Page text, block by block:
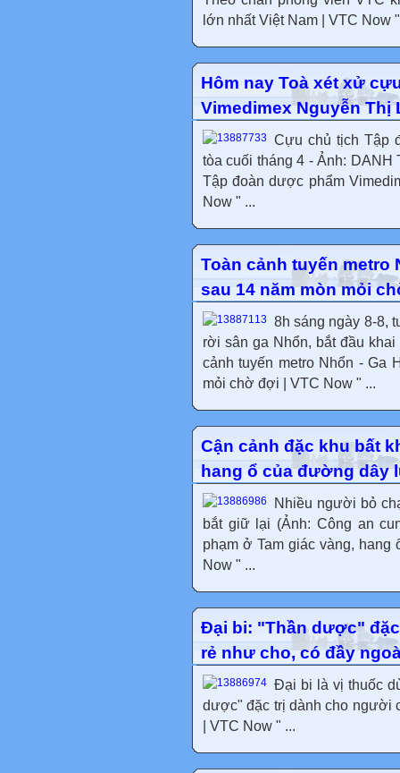
lớn nhất Việt Nam | VTC Now
Hôm nay Toà xét xử
Vimedimex Nguyễn Thị
Cựu chủ tịch Tập
tòa cuối tháng 4 - Ảnh: DANH
Tập đoàn dược phẩm
Now " ...
Toàn cảnh tuyến metro
sau 14 năm mòn mỏi
8h sáng ngày 8-8,
rời sân ga Nhổn, bắt đầu
cảnh tuyến metro Nhổn - Ga
mỏi chờ đợi | VTC Now " ...
Cận cảnh đặc khu bất
hang ổ của đường dây
Nhiều người bỏ
bắt giữ lại (Ảnh: Công an
phạm ở Tam giác vàng,
Now " ...
Đại bi: "Thần dược"
rẻ như cho, có đầy
Đại bi là vị thuốc
dược" đặc trị dành cho người
| VTC Now " ...